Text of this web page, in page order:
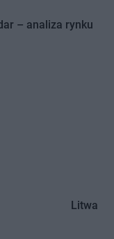
– analiza rynku
Litwa